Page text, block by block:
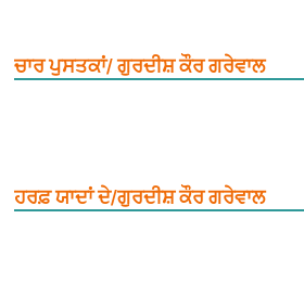
ਚਾਰ ਪੁਸਤਕਾਂ/ ਗੁਰਦੀਸ਼ ਕੌਰ ਗਰੇਵਾਲ
ਹਰਫ਼ ਯਾਦਾਂ ਦੇ/ਗੁਰਦੀਸ਼ ਕੌਰ ਗਰੇਵਾਲ